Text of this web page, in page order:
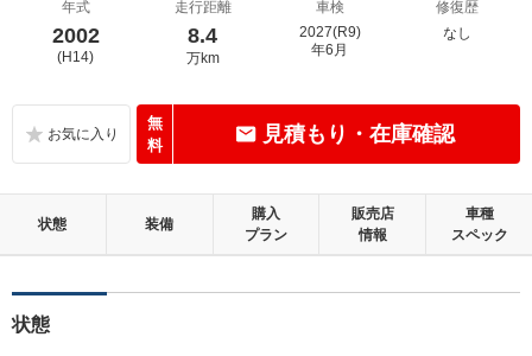
年式
2002
(H14)
走行距離
8.4
万km
車検
2027(R9)
年6月
修復歴
なし
無
料
見積もり・在庫確認
状態 装備
購入
プラン
販売店
情報
車種
スペック
状態